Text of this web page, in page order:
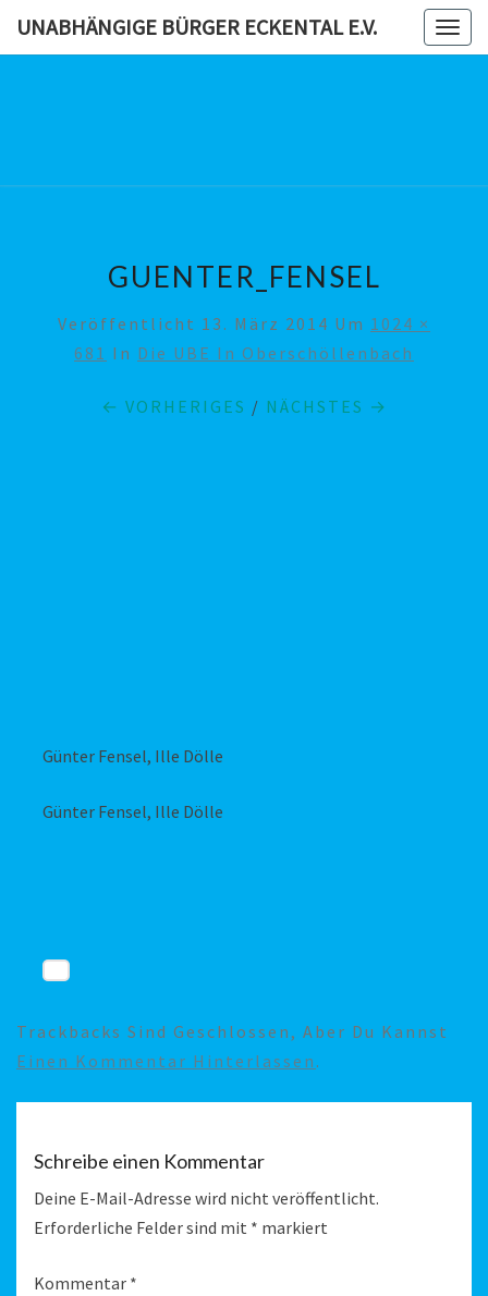
UNABHÄNGIGE BÜRGER ECKENTAL E.V.
GUENTER_FENSEL
Veröffentlicht 13. März 2014 Um 1024 ×
681 In Die UBE In Oberschöllenbach
← VORHERIGES / NÄCHSTES →
Günter Fensel, Ille Dölle
Günter Fensel, Ille Dölle
Trackbacks Sind Geschlossen, Aber Du Kannst
Einen Kommentar Hinterlassen .
Schreibe einen Kommentar
Deine E-Mail-Adresse wird nicht veröffentlicht.
Erforderliche Felder sind mit * markiert
Kommentar *